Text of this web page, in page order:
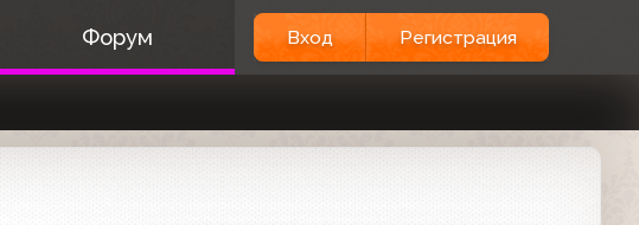
Форум Вход Регистрация